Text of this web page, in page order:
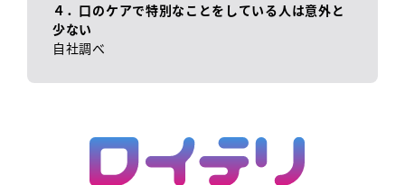
４．口のケアで特別なことをしている人は意外と
少ない
自社調べ